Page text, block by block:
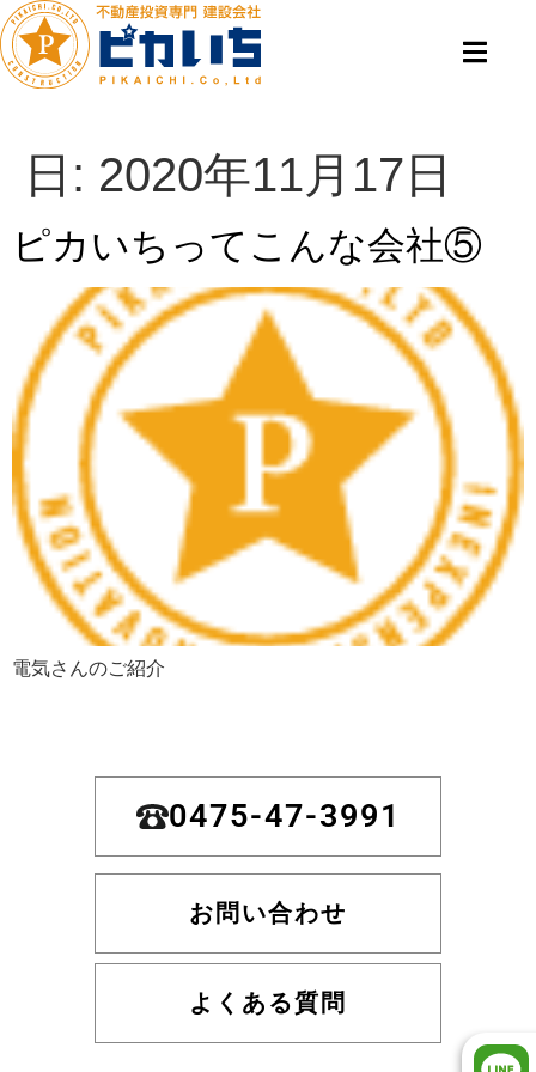
日: 2020年11月17日
ピカいちってこんな会社⑤
電気さんのご紹介
0475-47-3991
お問い合わせ
よくある質問